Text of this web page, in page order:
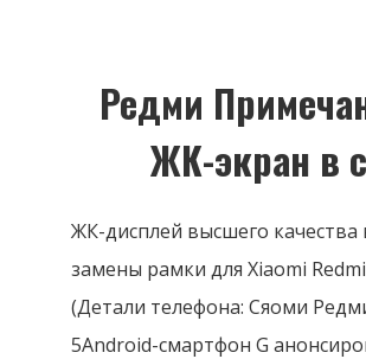
Редми
ЖК-экран в
ЖК-дисплей высшего качества
замены рамки для Xiaomi
(Детали телефона: Сяоми
5Android-смартфон G